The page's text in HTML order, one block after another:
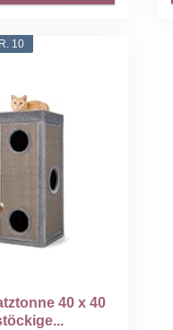
10
40 x 40